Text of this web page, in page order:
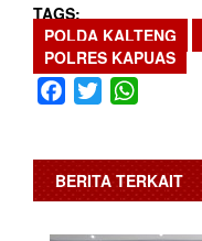
TAGS
POLDA KALTENG
POLRES KAPUAS
Facebook
Twitter
BERITA TERKAIT